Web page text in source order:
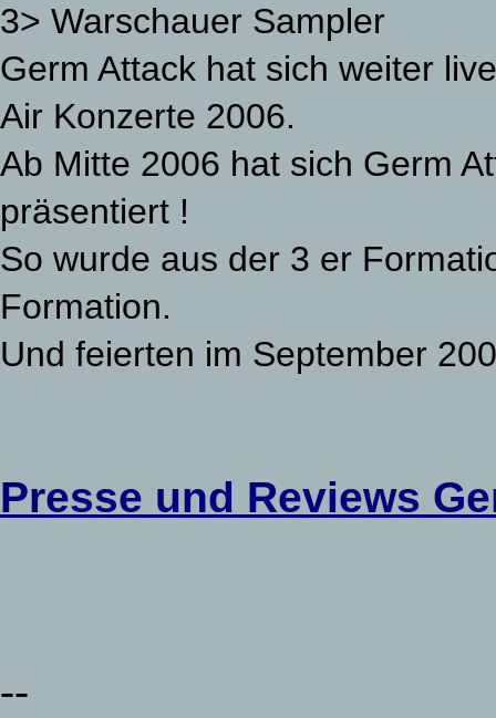
3> Warschauer
Germ Attack hat sich weiter
Air Konzerte 2006.
Ab Mitte 2006 hat sich Germ
präsentiert !
So wurde aus der 3 er
Formation.
Und feierten im September
Presse und Reviews
--